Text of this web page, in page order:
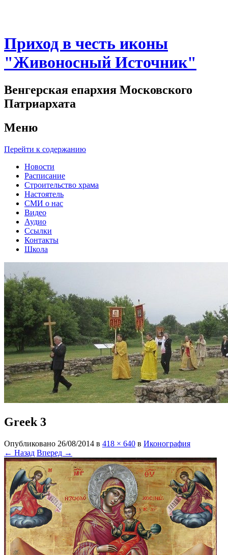
Приход в честь иконы
"Живоносный Источник"
Венгерская епархия Московского
Патриархата
Меню
Перейти к содержанию
Новости
Расписание
Строительство храма
Настоятель
СМИ о нас
Видео
Аудио
Ссылки
Контакты
Школа
Greek 3
Опубликовано 26/08/2014 в 418 × 640 в Иконография
← Назад Вперед →